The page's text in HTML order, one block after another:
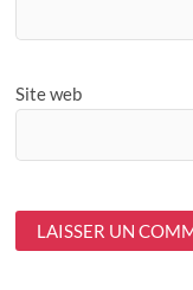
Site web